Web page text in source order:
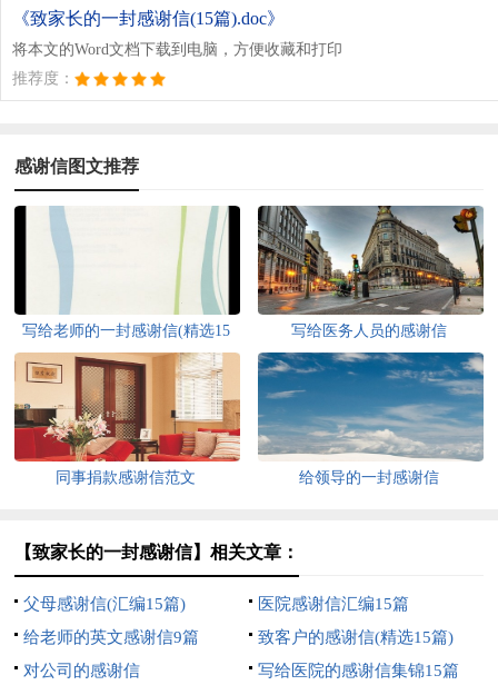
《致家长的一封感谢信(15篇).doc》
将本文的Word文档下载到电脑，方便收藏和打印
推荐度：
感谢信图文推荐
写给老师的一封感谢信(精选15
篇)
写给医务人员的感谢信
同事捐款感谢信范文 给领导的一封感谢信
【致家长的一封感谢信】相关文章：
父母感谢信(汇编15篇)
医院感谢信汇编15篇
给老师的英文感谢信9篇
致客户的感谢信(精选15篇)
对公司的感谢信
写给医院的感谢信集锦15篇